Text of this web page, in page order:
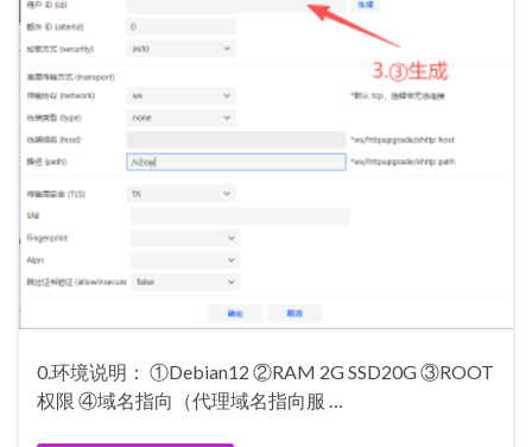
0.环境说明： ①Debian12 ②RAM 2G SSD20G ③ROOT
权限 ④域名指向（代理域名指向服 …